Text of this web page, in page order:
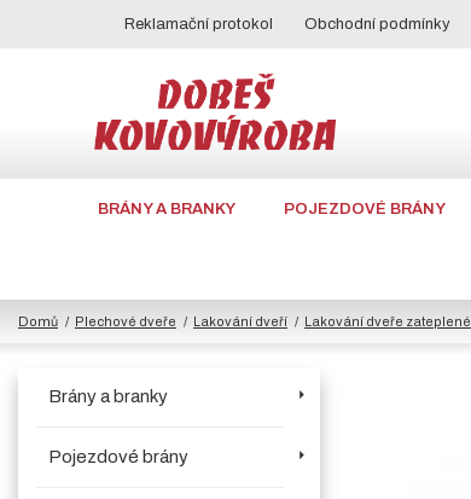
Reklamační protokol Obchodní podmínky
BRÁNY A BRANKY POJEZDOVÉ BRÁNY
Domů Plechové dveře Lakování dveří Lakování dveře zateplené
Brány a branky
Pojezdové brány